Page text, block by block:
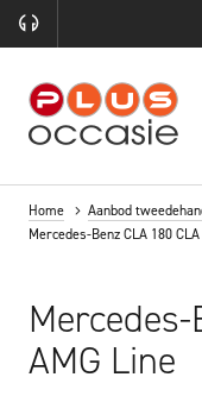
Home
Aanbod
Mercedes-Benz CLA 180
Mercedes-
AMG Line